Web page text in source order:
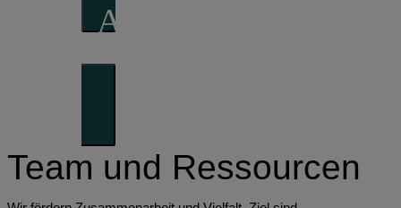
AXA Investment
Team und Ressourcen